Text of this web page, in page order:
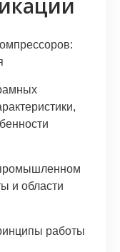
и области
работы